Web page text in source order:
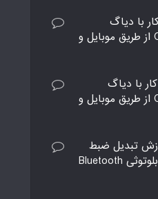
با دیاگ
ELM327 خودرو OBDII از طریق موبایل و
با دیاگ
ELM327 خودرو OBDII از طریق موبایل و
تبدیل ضبط
صوت قدیمی به مدل بلوتوثی Bluetooth